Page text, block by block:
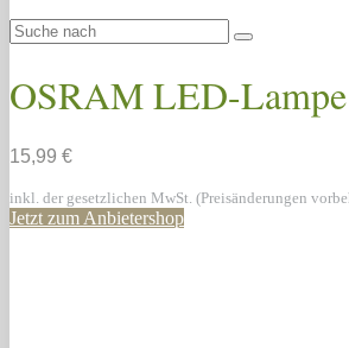
OSRAM LED-
15,99 €
inkl. der gesetzlichen MwSt. (Preisänderungen
Jetzt zum Anbietershop